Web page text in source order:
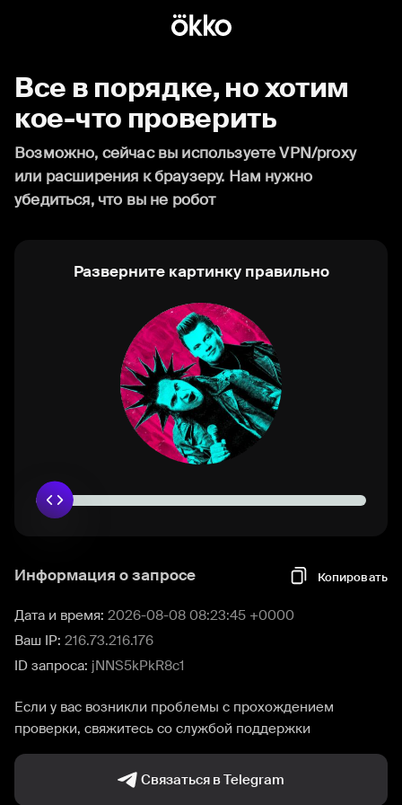
Все в порядке, но хотим
кое-что проверить
Возможно, сейчас вы используете VPN/proxy
или расширения к браузеру. Нам нужно
убедиться, что вы не робот
Разверните картинку правильно
Информация о запросе Копировать
Дата и время: 2026-08-08 08:23:45 +0000
Ваш IP: 216.73.216.176
ID запроса: jNNS5kPkR8c1
Если у вас возникли проблемы с прохождением
проверки, свяжитесь со службой поддержки
Связаться в Telegram